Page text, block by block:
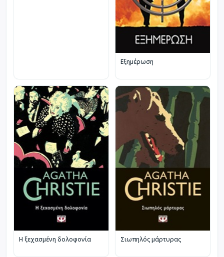
Εξημέρωση
Η ξεχασμένη δολοφονία Σιωπηλός μάρτυρας